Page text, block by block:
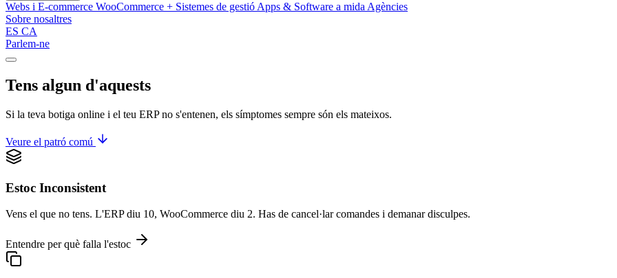
Webs i E-commerce WooCommerce + Sistemes de gestió Apps & Software a mida Agències
Sobre nosaltres
ES CA
Parlem-ne
Obrir menú de navegació
Tens algun d'aquests
Si la teva botiga online i el teu ERP no s'entenen, els símptomes sempre són els mateixos.
Veure el patró comú
Estoc Inconsistent
Vens el que no tens. L'ERP diu 10, WooCommerce diu 2. Has de cancel·lar comandes i demanar disculpes.
Entendre per què falla l'estoc